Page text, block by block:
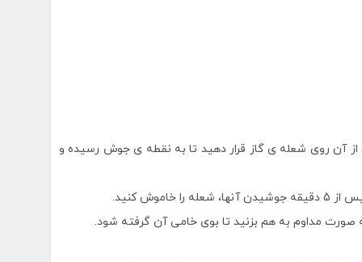
آن روی شعله ی گاز قرار دهید تا به نقطه ی جوش رسیده و